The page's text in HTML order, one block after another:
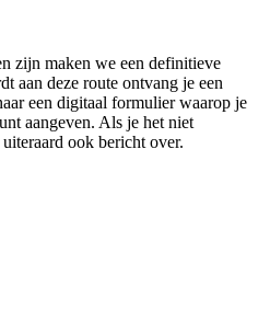
zijn maken we een definitieve
aan deze route ontvang je een
een digitaal formulier waarop je
aangeven. Als je het niet
ook bericht over.